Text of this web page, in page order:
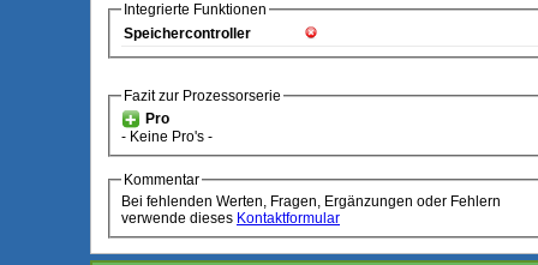
Integrierte Funktionen
Speichercontroller
Fazit zur Prozessorserie
Pro
- Keine Pro's -
Kommentar
Bei fehlenden Werten, Fragen, Ergänzungen oder Fehlern
verwende dieses Kontaktformular